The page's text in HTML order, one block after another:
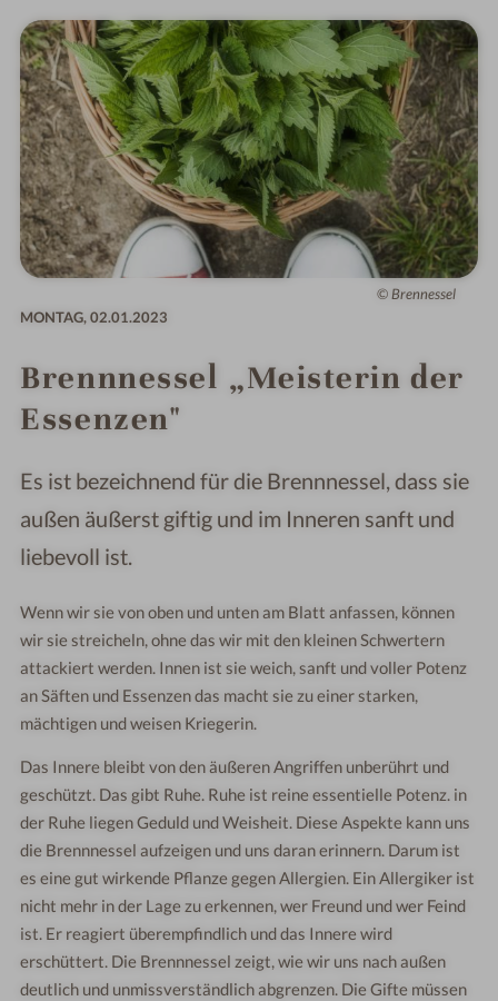
Brennessel
MONTAG,02.01.2023
Brennnessel „Meisterin der
Essenzen"
Es ist bezeichnend für die Brennnessel, dass sie
außen äußerst giftig und im Inneren sanft und
liebevoll ist.
Wenn wir sie von oben und unten am Blatt anfassen, können
wir sie streicheln, ohne das wir mit den kleinen Schwertern
attackiert werden. Innen ist sie weich, sanft und voller Potenz
an Säften und Essenzen das macht sie zu einer starken,
mächtigen und weisen Kriegerin.
Das Innere bleibt von den äußeren Angriffen unberührt und
geschützt. Das gibt Ruhe. Ruhe ist reine essentielle Potenz. in
der Ruhe liegen Geduld und Weisheit. Diese Aspekte kann uns
die Brennnessel aufzeigen und uns daran erinnern. Darum ist
es eine gut wirkende Pflanze gegen Allergien. Ein Allergiker ist
nicht mehr in der Lage zu erkennen, wer Freund und wer Feind
ist. Er reagiert überempfindlich und das Innere wird
erschüttert. Die Brennnessel zeigt, wie wir uns nach außen
deutlich und unmissverständlich abgrenzen. Die Gifte müssen